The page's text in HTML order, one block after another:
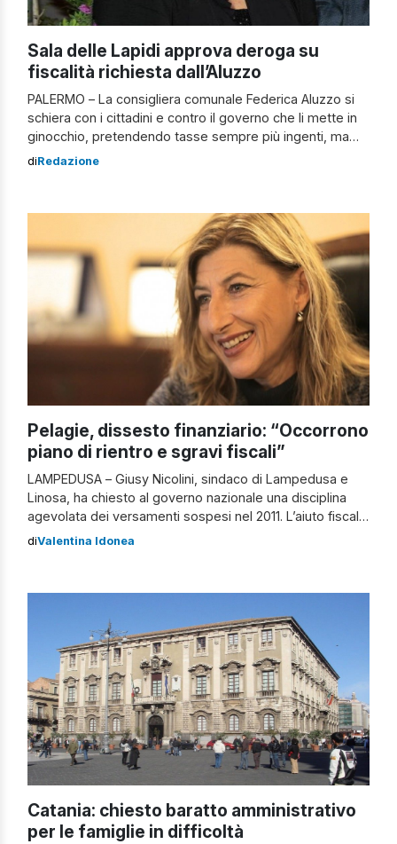
Sala delle Lapidi approva deroga su
fiscalità richiesta dall’Aluzzo
PALERMO – La consigliera comunale Federica Aluzzo si
schiera con i cittadini e contro il governo che li mette in
ginocchio, pretendendo tasse sempre più ingenti, ma
senza garantire i servizi che gli spettano. Pubblica
secondari e dell’acquisto di armi di […]
diRedazione
Pelagie, dissesto finanziario: “Occorrono
piano di rientro e sgravi fiscali”
LAMPEDUSA – Giusy Nicolini, sindaco di Lampedusa e
Linosa, ha chiesto al governo nazionale una disciplina
agevolata dei versamenti sospesi nel 2011. L’aiuto fiscale
concesso agli abitanti del luogo fu all’epoca motivato
il sopraggiungere della cosiddetta “Primavera Araba“. La
diValentina Idonea
Catania: chiesto baratto amministrativo
per le famiglie in difficoltà